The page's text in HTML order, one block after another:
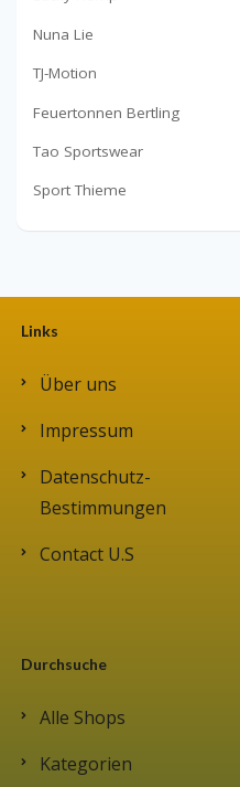
Nuna Lie
TJ-Motion
Feuertonnen Bertling
Tao Sportswear
Sport Thieme
Links
Über uns
Impressum
Datenschutz-
Bestimmungen
Contact U.S
Durchsuche
Alle Shops
Kategorien